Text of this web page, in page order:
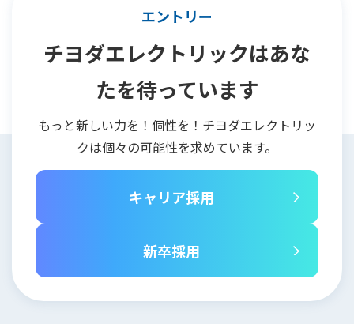
エントリー
チヨダエレクトリックはあな
たを待っています
もっと新しい力を！個性を！チヨダエレクトリッ
クは個々の可能性を求めています。
キャリア採用
新卒採用